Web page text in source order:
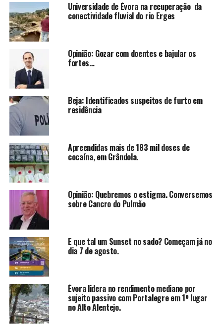
Universidade de Évora na recuperação da
conectividade fluvial do rio Erges
Opinião: Gozar com doentes e bajular os
fortes…
Beja: Identificados suspeitos de furto em
residência
Apreendidas mais de 183 mil doses de
cocaína, em Grândola.
Opinião: Quebremos o estigma. Conversemos
sobre Cancro do Pulmão
E que tal um Sunset no sado? Começam já no
dia 7 de agosto.
Évora lidera no rendimento mediano por
sujeito passivo com Portalegre em 1º lugar
no Alto Alentejo.